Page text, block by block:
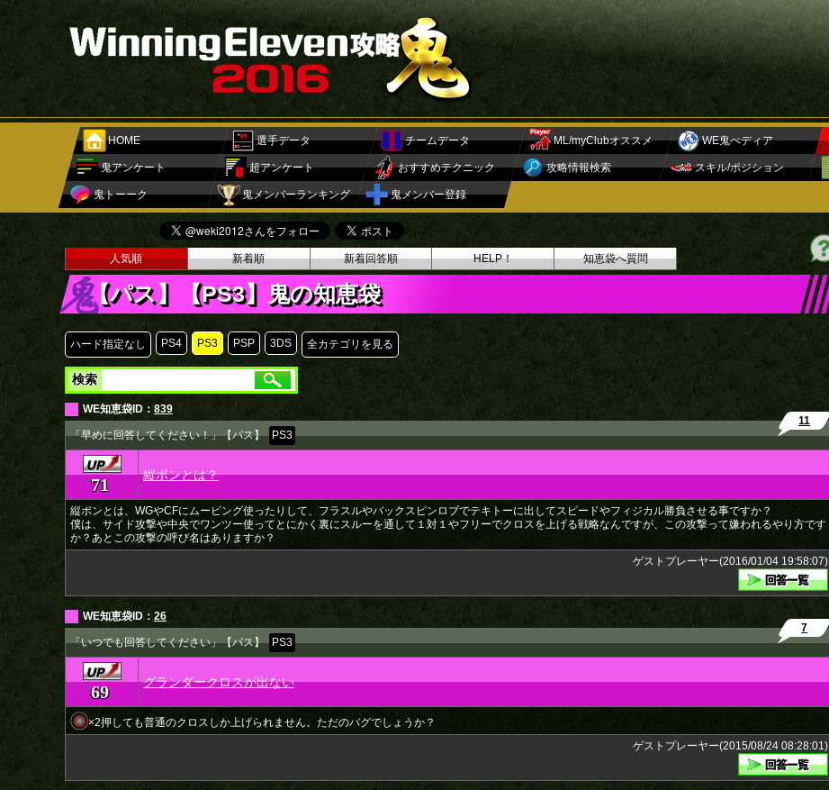
HOME 選手データ チームデータ ML/myClubオススメ WE鬼ぺディア
鬼アンケート 超アンケート おすすめテクニック 攻略情報検索 スキル/ポジション
鬼トーーク 鬼メンバーランキング 鬼メンバー登録
人気順 新着順 新着回答順 HELP！ 知恵袋へ質問
【パス】【PS3】鬼の知恵袋
ハード指定なし PS4 PS3 PSP 3DS 全カテゴリを見る
検索
WE知恵袋ID： 839
「早めに回答してください！」【パス】 PS3
11
★71 縦ポンとは？
縦ポンとは、WGやCFにムービング使ったりして、フラスルやバックスピンロブでテキトーに出してスピードやフィジカル勝負させる事ですか？
僕は、サイド攻撃や中央でワンツー使ってとにかく裏にスルーを通して１対１やフリーでクロスを上げる戦略なんですが、この攻撃って嫌われるやり方です
か？あとこの攻撃の呼び名はありますか？
ゲストプレーヤー(2016/01/04 19:58:07)
WE知恵袋ID： 26
「いつでも回答してください」【パス】 PS3
7
★69 グランダークロスが出ない
×2押しても普通のクロスしか上げられません。ただのバグでしょうか？
ゲストプレーヤー(2015/08/24 08:28:01)